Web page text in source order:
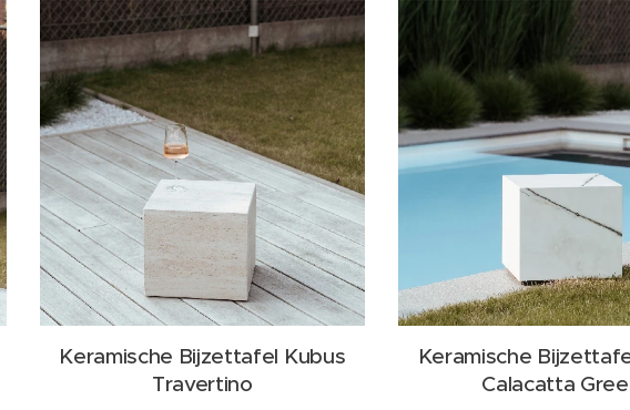
Keramische Bijzettafel Kubus
Travertino
Keramische
Calacatta